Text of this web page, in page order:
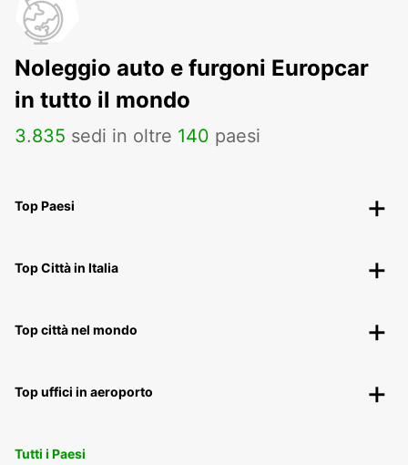
Noleggio auto e furgoni Europcar
in tutto il mondo
3.835 sedi in oltre 140 paesi
Top Paesi
Top Città in Italia
Top città nel mondo
Top uffici in aeroporto
Tutti i Paesi